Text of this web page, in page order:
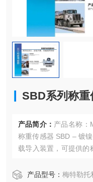
SBD系列称重
产品简介： 产品名称：
称重传感器 SBD – 镀
载导入装置，可提供的
产品型号： 梅特勒托